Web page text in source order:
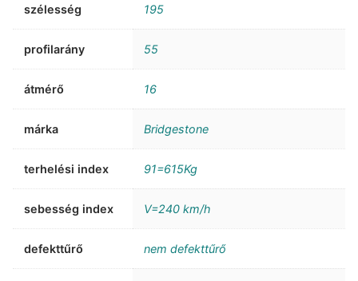
szélesség 195
profilarány 55
átmérő 16
márka Bridgestone
terhelési index 91=615Kg
sebesség index V=240 km/h
defekttűrő nem defekttűrő